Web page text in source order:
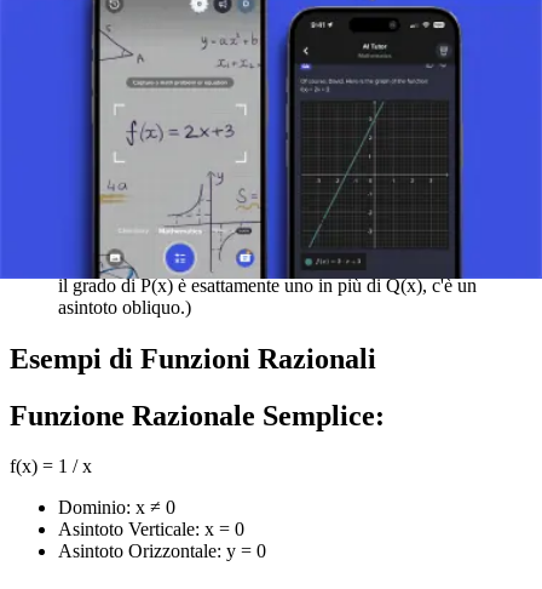
Asintoti Orizzontali
Gli asintoti orizzontali dipendono dai gradi dei polinomi nel
numeratore e nel denominatore:
Se il grado del numeratore P(x) è minore del grado del
denominatore Q(x), l'asintoto orizzontale è in y = 0.
Se i gradi sono uguali, l'asintoto orizzontale è il rapporto dei
coefficienti principali dei polinomi.
Se il grado del numeratore è maggiore del grado del
denominatore, la funzione non ha un asintoto orizzontale. (Se
il grado di P(x) è esattamente uno in più di Q(x), c'è un
asintoto obliquo.)
Esempi di Funzioni Razionali
Funzione Razionale Semplice:
f(x) = 1 / x
Dominio: x ≠ 0
Asintoto Verticale: x = 0
Asintoto Orizzontale: y = 0